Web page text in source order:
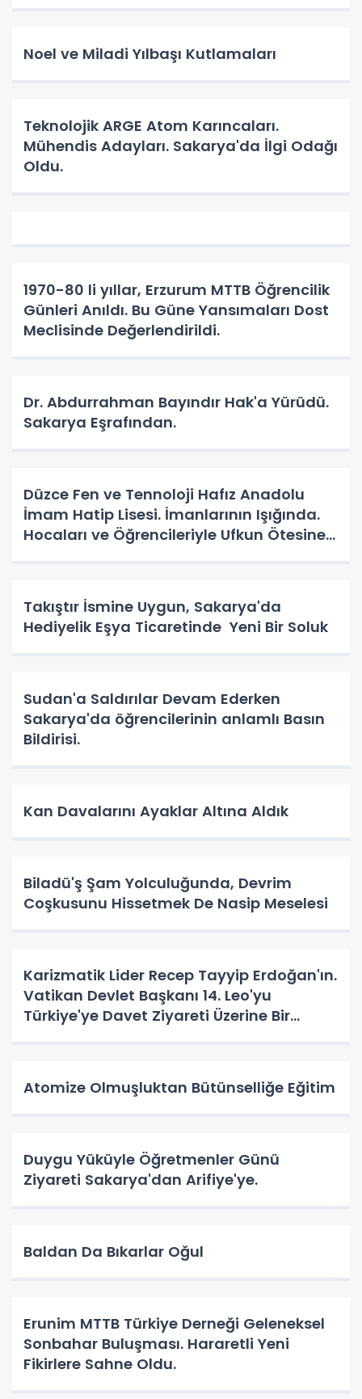
Noel ve Miladi Yılbaşı Kutlamaları
Teknolojik ARGE Atom Karıncaları.
Mühendis Adayları. Sakarya'da İlgi Odağı
Oldu.
1970-80 li yıllar, Erzurum MTTB Öğrencilik
Günleri Anıldı. Bu Güne Yansımaları Dost
Meclisinde Değerlendirildi.
Dr. Abdurrahman Bayındır Hak'a Yürüdü.
Sakarya Eşrafından.
Düzce Fen ve Tennoloji Hafız Anadolu
İmam Hatip Lisesi. İmanlarının Işığında.
Hocaları ve Öğrencileriyle Ufkun Ötesine
Takıştır İsmine Uygun, Sakarya'da
Hediyelik Eşya Ticaretinde Yeni Bir Soluk
Sudan'a Saldırılar Devam Ederken
Sakarya'da öğrencilerinin anlamlı Basın
Bildirisi.
Kan Davalarını Ayaklar Altına Aldık
Biladü'ş Şam Yolculuğunda, Devrim
Coşkusunu Hissetmek De Nasip Meselesi
Karizmatik Lider Recep Tayyip Erdoğan'ın.
Vatikan Devlet Başkanı 14. Leo'yu
Türkiye'ye Davet Ziyareti Üzerine Bir
Atomize Olmuşluktan Bütünselliğe Eğitim
Duygu Yüküyle Öğretmenler Günü
Ziyareti Sakarya'dan Arifiye'ye.
Baldan Da Bıkarlar Oğul
Erunim MTTB Türkiye Derneği Geleneksel
Sonbahar Buluşması. Hararetli Yeni
Fikirlere Sahne Oldu.